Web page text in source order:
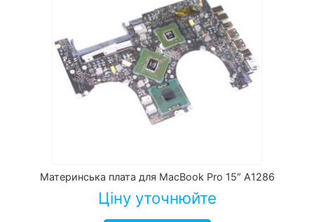
Материнська плата для MacBook Pro 15″ A1286
Ціну уточнюйте